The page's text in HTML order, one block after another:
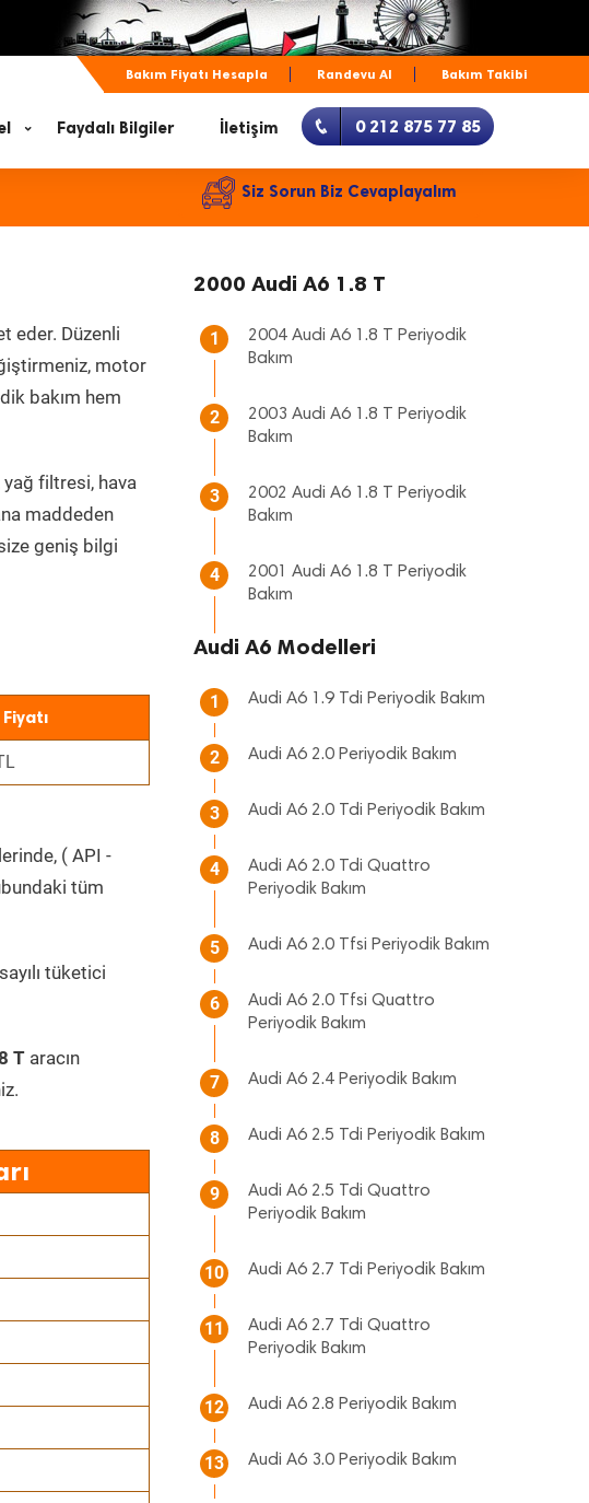
Bakım Fiyatı Hesapla Randevu Al Bakım Takibi
Faydalı Bilgiler İletişim 0 212 875 77 85
Siz Sorun Biz Cevaplayalım
eder. Düzenli
motor
bakım hem
yağ filtresi, hava
maddeden
geniş bilgi
( API -
tüm
tüketici
T aracın
2000 Audi A6 1.8 T
1
2004 Audi A6 1.8 T Periyodik
Bakım
2
2003 Audi A6 1.8 T Periyodik
Bakım
3
2002 Audi A6 1.8 T Periyodik
Bakım
4
2001 Audi A6 1.8 T Periyodik
Bakım
Audi A6 Modelleri
1 Audi A6 1.9 Tdi Periyodik Bakım
2 Audi A6 2.0 Periyodik Bakım
3 Audi A6 2.0 Tdi Periyodik Bakım
4
Audi A6 2.0 Tdi Quattro
Periyodik Bakım
5 Audi A6 2.0 Tfsi Periyodik Bakım
6
Audi A6 2.0 Tfsi Quattro
Periyodik Bakım
7 Audi A6 2.4 Periyodik Bakım
8 Audi A6 2.5 Tdi Periyodik Bakım
9
Audi A6 2.5 Tdi Quattro
Periyodik Bakım
10 Audi A6 2.7 Tdi Periyodik Bakım
11
Audi A6 2.7 Tdi Quattro
Periyodik Bakım
12 Audi A6 2.8 Periyodik Bakım
13 Audi A6 3.0 Periyodik Bakım